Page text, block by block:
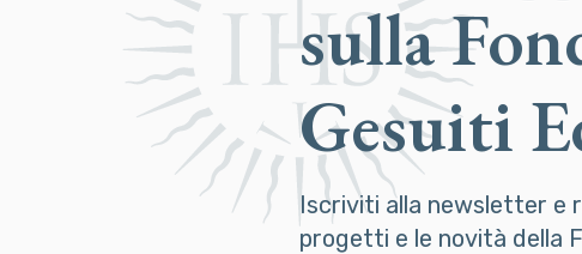
sulla
Gesuiti
Iscriviti alla newsletter e
progetti e le novità della